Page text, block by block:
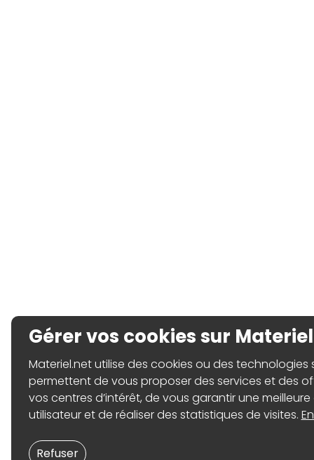
Gérer vos cookies sur
Materiel.net utilise des cookies ou des technologies
permettent de vous proposer des services et des
vos centres d’intérêt, de vous garantir une
utilisateur et de réaliser des statistiques de visites.
Refuser